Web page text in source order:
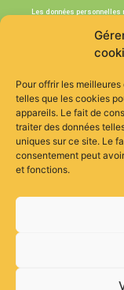
Pour offrir les
telles que les cookies
appareils. Le fait de
traiter des données
uniques sur ce site. Le
consentement peut
et fonctions.
Les données
dans les plus brefs
J’accepte que
soient utilisées par
pour traiter ma
politique de
ENVOYER